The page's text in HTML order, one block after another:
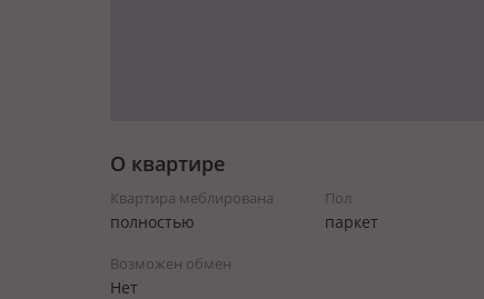
О квартире
Квартира меблирована
полностью
Пол
паркет
Возможен обмен
Нет